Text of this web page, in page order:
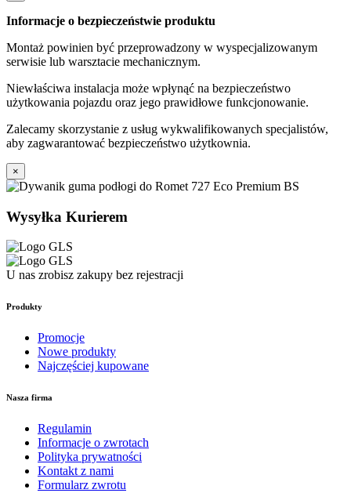
Informacje o bezpieczeństwie produktu
Montaż powinien być przeprowadzony w wyspecjalizowanym
serwisie lub warsztacie mechanicznym.
Niewłaściwa instalacja może wpłynąć na bezpieczeństwo
użytkowania pojazdu oraz jego prawidłowe funkcjonowanie.
Zalecamy skorzystanie z usług wykwalifikowanych specjalistów,
aby zagwarantować bezpieczeństwo użytkownia.
×
Wysyłka Kurierem
U nas zrobisz zakupy bez rejestracji
Produkty
Promocje
Nowe produkty
Najczęściej kupowane
Nasza firma
Regulamin
Informacje o zwrotach
Polityka prywatności
Kontakt z nami
Formularz zwrotu